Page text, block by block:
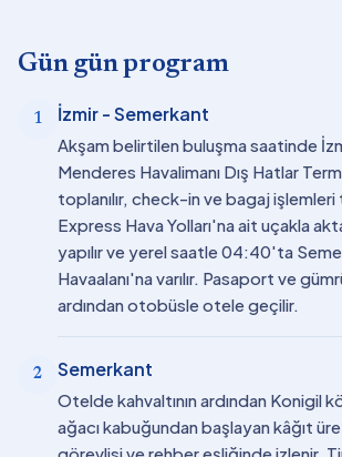
Gün gün program
1 İzmir - Semerkant
Akşam belirtilen buluşma saatinde
Menderes Havalimanı Dış Hatlar
toplanılır, check-in ve bagaj işlemleri
Express Hava Yolları'na ait uçakla
yapılır ve yerel saatle 04:40'ta
Havaalanı'na varılır. Pasaport ve
ardından otobüsle otele geçilir.
2 Semerkant
Otelde kahvaltının ardından Konigil
ağacı kabuğundan başlayan kâğıt